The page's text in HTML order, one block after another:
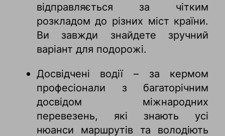
відправляється за чітким
розкладом до різних міст країни.
Ви завжди знайдете зручний
варіант для подорожі.
Досвідчені водії – за кермом
професіонали з багаторічним
досвідом міжнародних
перевезень, які знають усі
нюанси маршрутів та володіють